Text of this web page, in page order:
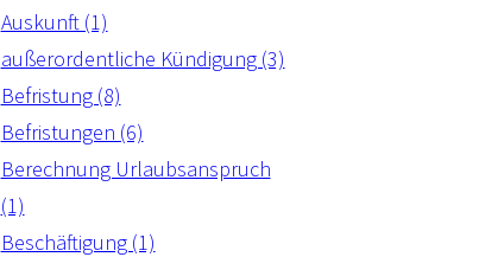
Auskunft (1)
außerordentliche Kündigung (3)
Befristung (8)
Befristungen (6)
Berechnung Urlaubsanspruch
(1)
Beschäftigung (1)